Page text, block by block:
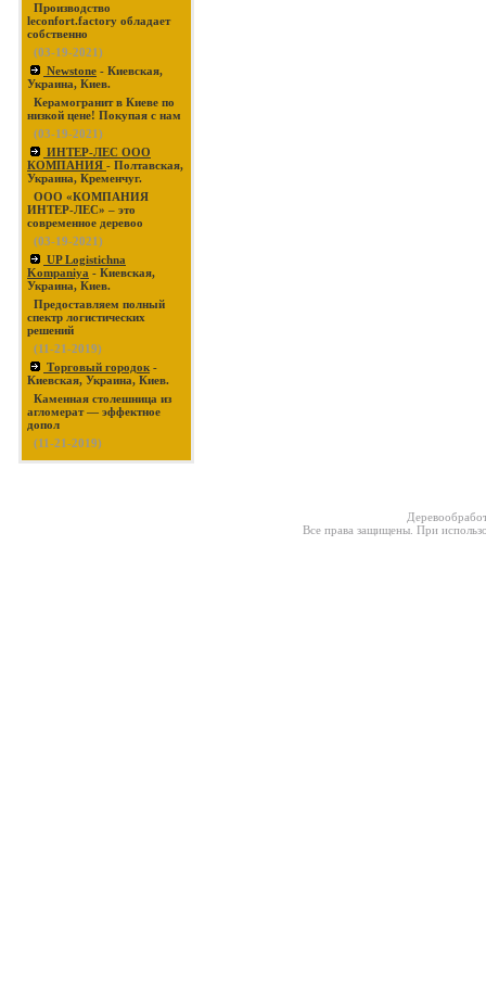
Производство
leconfort.factory обладает
собственно
(03-19-2021)
Newstone - Киевская,
Украина, Киев.
Керамогранит в Киеве по
низкой цене! Покупая с нам
(03-19-2021)
ИНТЕР-ЛЕС ООО
КОМПАНИЯ - Полтавская,
Украина, Кременчуг.
ООО «КОМПАНИЯ
ИНТЕР-ЛЕС» – это
современное деревоо
(03-19-2021)
UP Logistichna
Kompaniya - Киевская,
Украина, Киев.
Предоставляем полный
спектр логистических
решений
(11-21-2019)
Торговый городок -
Киевская, Украина, Киев.
Каменная столешница из
агломерат — эффектное
допол
(11-21-2019)
Все права защищены. При